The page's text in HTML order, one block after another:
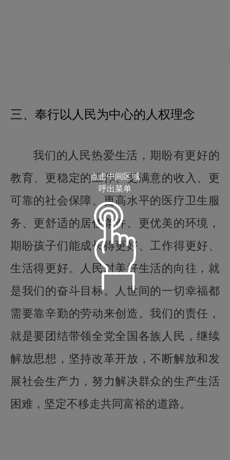
三、奉行以人民为中心的人权理念
我们的人民热爱生活，期盼有更好的
教育、更稳定的工作、更满意的收入、更
可靠的社会保障、更高水平的医疗卫生服
务、更舒适的居住条件、更优美的环境，
期盼孩子们能成长得更好、工作得更好、
生活得更好。人民对美好生活的向往，就
是我们的奋斗目标。人世间的一切幸福都
需要靠辛勤的劳动来创造。我们的责任，
就是要团结带领全党全国各族人民，继续
解放思想，坚持改革开放，不断解放和发
展社会生产力，努力解决群众的生产生活
困难，坚定不移走共同富裕的道路。
点击中间区域
呼出菜单
倍数设置 重置
关闭定时 15分钟 30分钟
语音朗读
儒雅青年 温柔淑女
阳光青年 小萝莉
智慧老者 慈爱姥姥